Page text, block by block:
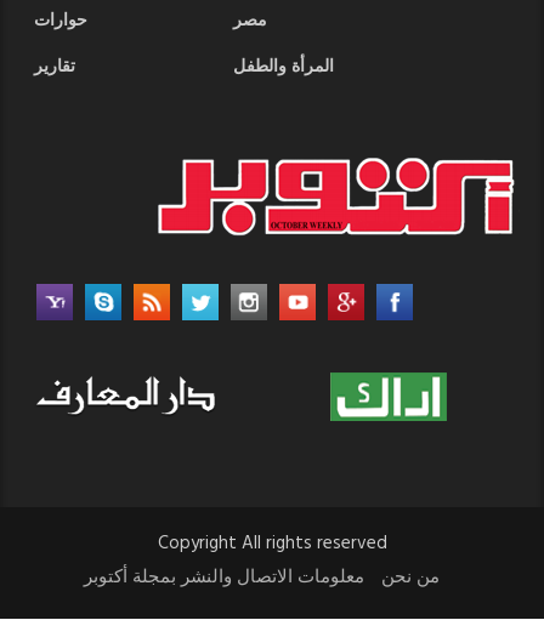
مصر
حوارات
المرأة والطفل
تقارير
Copyright All rights reserved
من نحن
معلومات الاتصال والنشر بمجلة أكتوبر